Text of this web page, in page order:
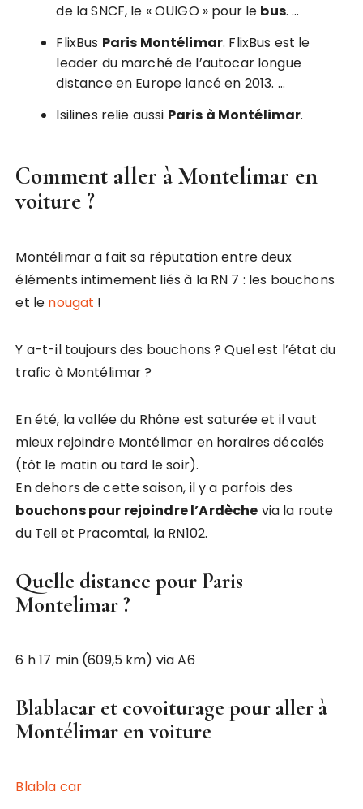
de la SNCF, le « OUIGO » pour le bus. …
FlixBus Paris Montélimar. FlixBus est le
leader du marché de l’autocar longue
distance en Europe lancé en 2013. …
Isilines relie aussi Paris à Montélimar.
Comment aller à Montelimar en
voiture ?
Montélimar a fait sa réputation entre deux
éléments intimement liés à la RN 7 : les bouchons
et le nougat !
Y a-t-il toujours des bouchons ? Quel est l’état du
trafic à Montélimar ?
En été, la vallée du Rhône est saturée et il vaut
mieux rejoindre Montélimar en horaires décalés
(tôt le matin ou tard le soir).
En dehors de cette saison, il y a parfois des
bouchons pour rejoindre l’Ardèche via la route
du Teil et Pracomtal, la RN102.
Quelle distance pour Paris
Montelimar ?
6 h 17 min (609,5 km) via A6
Blablacar et covoiturage pour aller à
Montélimar en voiture
Blabla car